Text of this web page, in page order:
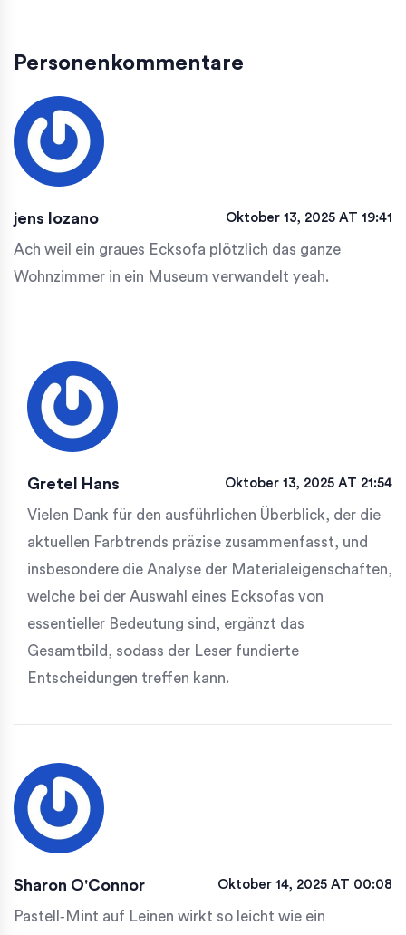
Personenkommentare
jens lozano Oktober 13, 2025 AT 19:41
Ach weil ein graues Ecksofa plötzlich das ganze
Wohnzimmer in ein Museum verwandelt yeah.
Gretel Hans Oktober 13, 2025 AT 21:54
Vielen Dank für den ausführlichen Überblick, der die
aktuellen Farbtrends präzise zusammenfasst, und
insbesondere die Analyse der Materialeigenschaften,
welche bei der Auswahl eines Ecksofas von
essentieller Bedeutung sind, ergänzt das
Gesamtbild, sodass der Leser fundierte
Entscheidungen treffen kann.
Sharon O'Connor Oktober 14, 2025 AT 00:08
Pastell‑Mint auf Leinen wirkt so leicht wie ein